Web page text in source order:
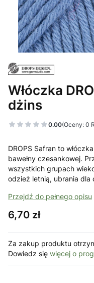
Włóczka
dżins
0.00(Oceny: 0
DROPS Safran to
bawełny czesankowej.
wszystkich grupach
odzież letnią, ubrania dla
Przejdź do pełnego opisu
Cena
6,70 zł
Za zakup produktu
Dowiedz się więcej o